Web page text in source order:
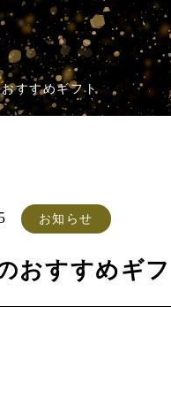
すすめギフト
お知らせ
おすすめギフ